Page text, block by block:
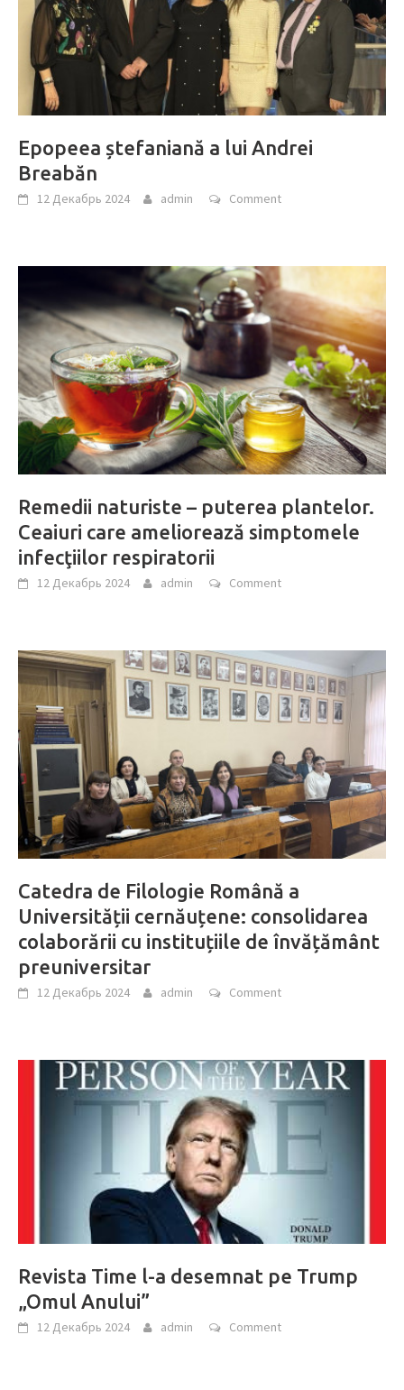
Epopeea ștefaniană a lui Andrei
Breabăn
12 Декабрь 2024 admin Comment
Remedii naturiste – puterea plantelor.
Ceaiuri care ameliorează simptomele
infecţiilor respiratorii
12 Декабрь 2024 admin Comment
Catedra de Filologie Română a
Universității cernăuțene: consolidarea
colaborării cu instituțiile de învățământ
preuniversitar
12 Декабрь 2024 admin Comment
Revista Time l-a desemnat pe Trump
„Omul Anului”
12 Декабрь 2024 admin Comment